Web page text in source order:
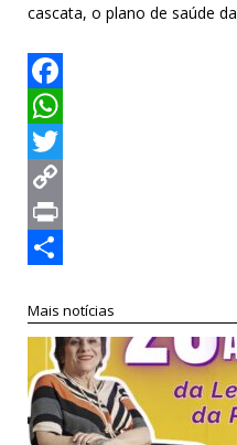
cascata, o plano de saúde
Facebook
WhatsApp
Twitter
Copy
Link
Print
Mais notícias